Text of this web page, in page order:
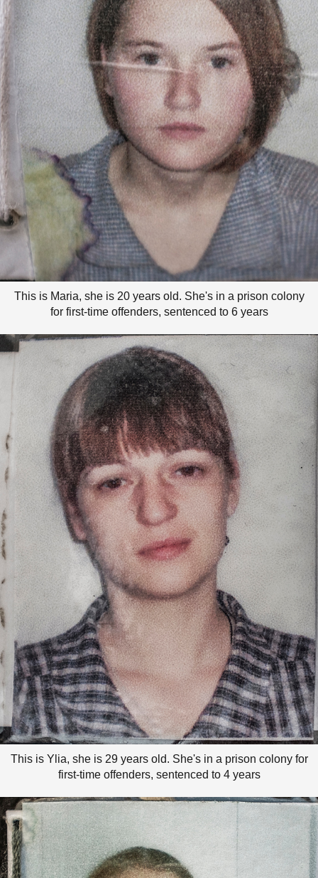
This is Maria, she is 20 years old. She's in a prison colony
for first-time offenders, sentenced to 6 years
This is Ylia, she is 29 years old. She's in a prison colony for
first-time offenders, sentenced to 4 years